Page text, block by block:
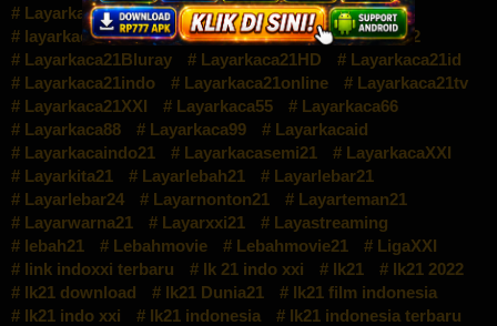
Layarkaca21 Terpopuler
layarkaca21 xxi
layarkaca21.com
Layarkaca211
Layarkaca212
Layarkaca21Bluray
Layarkaca21HD
Layarkaca21id
Layarkaca21indo
Layarkaca21online
Layarkaca21tv
Layarkaca21XXI
Layarkaca55
Layarkaca66
Layarkaca88
Layarkaca99
Layarkacaid
Layarkacaindo21
Layarkacasemi21
LayarkacaXXI
Layarkita21
Layarlebah21
Layarlebar21
Layarlebar24
Layarnonton21
Layarteman21
Layarwarna21
Layarxxi21
Layastreaming
lebah21
Lebahmovie Lebahmovie21
LigaXXI
link indoxxi terbaru
lk 21 indo xxi lk21
lk21 2022
lk21 download
lk21 Dunia21
lk21 film indonesia
lk21 indo xxi
lk21 indonesia
lk21 indonesia terbaru